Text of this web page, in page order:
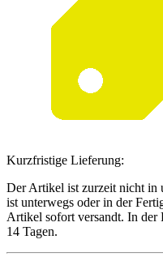
Kurzfristige Lieferung:
Der Artikel ist zurzeit nicht in
ist unterwegs oder in der
Artikel sofort versandt. In der
14 Tagen.